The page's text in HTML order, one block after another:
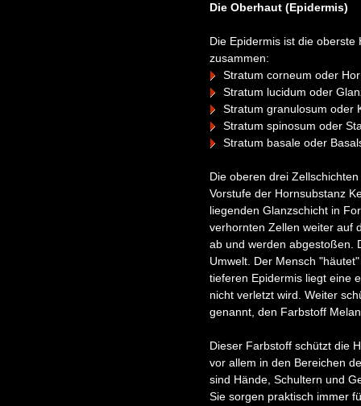
Die Oberhaut (Epidermis)
Die Epidermis ist die
zusammen:
Stratum corneum oder
Stratum lucidum oder
Stratum granulosum oder
Stratum spinosum oder
Stratum basale oder
Die oberen drei
Vorstufe der Hornsubstanz
liegenden Glanzschicht in
verhornten Zellen weiter auf
ab und werden abgestoßen.
Umwelt. Der Mensch
tieferen Epidermis liegt eine
nicht verletzt wird. Weiter
genannt, den Farbstoff
Dieser Farbstoff schützt die
vor allem in den Bereichen
sind Hände, Schultern und
Sie sorgen praktisch immer